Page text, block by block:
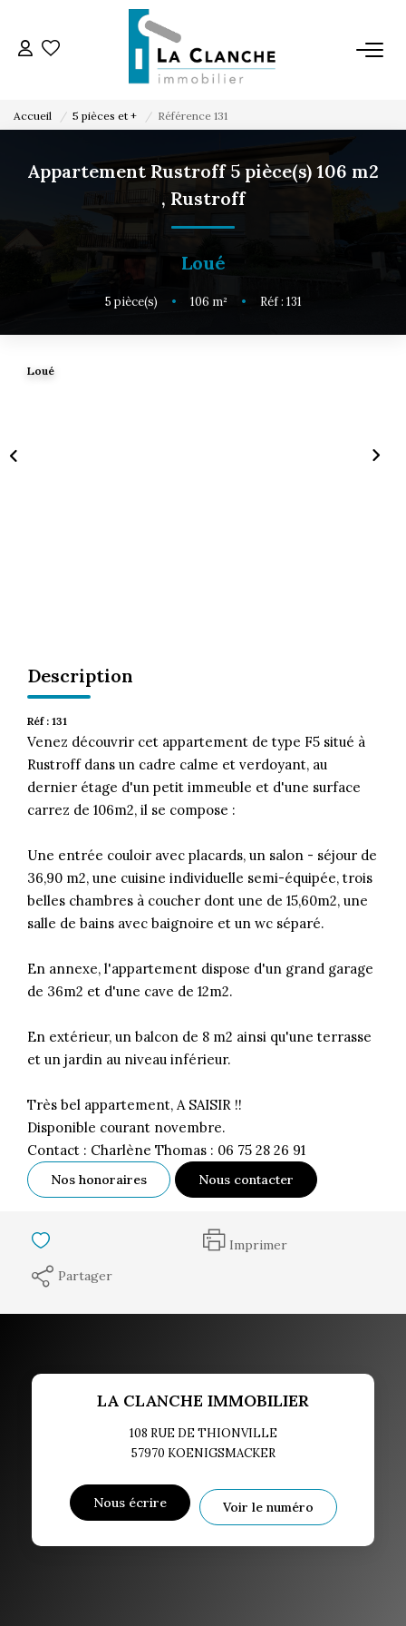
L'AGENCE
VENTE
LOCATION
ESTIMATION
Accueil 5 pièces et + Référence 131
Appartement Rustroff 5 pièce(s) 106 m2
, Rustroff
Loué
5 pièce(s) • 106 m² • Réf : 131
Loué
Description
Réf : 131
Venez découvrir cet appartement de type F5 situé à
Rustroff dans un cadre calme et verdoyant, au
dernier étage d'un petit immeuble et d'une surface
carrez de 106m2, il se compose :
Une entrée couloir avec placards, un salon - séjour de
36,90 m2, une cuisine individuelle semi-équipée, trois
belles chambres à coucher dont une de 15,60m2, une
salle de bains avec baignoire et un wc séparé.
En annexe, l'appartement dispose d'un grand garage
de 36m2 et d'une cave de 12m2.
En extérieur, un balcon de 8 m2 ainsi qu'une terrasse
et un jardin au niveau inférieur.
Très bel appartement, A SAISIR !!
Disponible courant novembre.
Contact : Charlène Thomas : 06 75 28 26 91
Nos honoraires Nous contacter
Imprimer
Partager
LA CLANCHE IMMOBILIER
108 RUE DE THIONVILLE
57970 KOENIGSMACKER
Nous écrire Voir le numéro